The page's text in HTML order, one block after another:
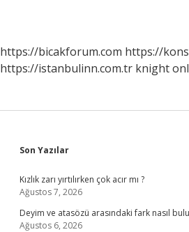
https://bicakforum.com https://
https://istanbulinn.com.tr knight
Sidebar
Son Yazılar
Kızlık zarı yırtılırken çok acır mı ?
Ağustos 7, 2026
Deyim ve atasözü arasındaki fark nasıl
Ağustos 6, 2026